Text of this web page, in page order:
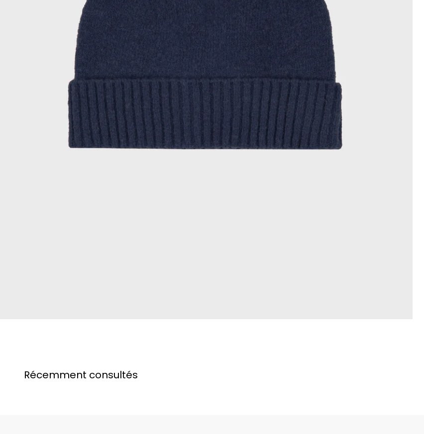
Récemment consultés